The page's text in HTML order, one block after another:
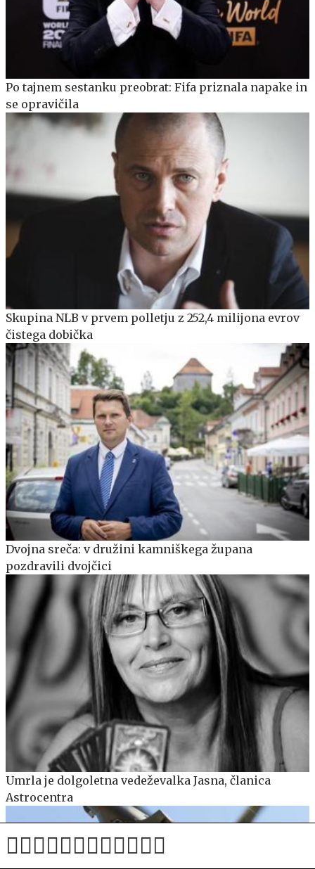
Po tajnem sestanku preobrat: Fifa priznala napake in
se opravičila
Skupina NLB v prvem polletju z 252,4 milijona evrov
čistega dobička
Dvojna sreča: v družini kamniškega župana
pozdravili dvojčici
Umrla je dolgoletna vedeževalka Jasna, članica
Astrocentra